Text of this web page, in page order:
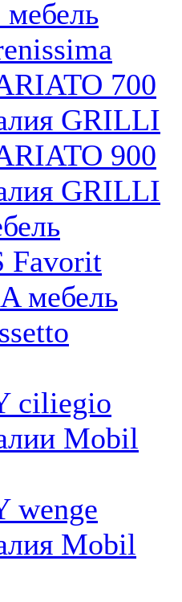
700
GRILLI
900
GRILLI
Favorit
мебель
ciliegio
Mobil
wenge
Mobil